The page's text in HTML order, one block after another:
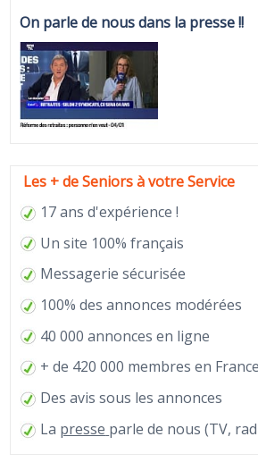
On parle de nous dans la presse !!
Les + de Seniors à votre Service
17 ans d'expérience !
Un site 100% français
Messagerie sécurisée
100% des annonces modérées
40 000 annonces en ligne
+ de 420 000 membres en France
Des avis sous les annonces
La presse parle de nous (TV,